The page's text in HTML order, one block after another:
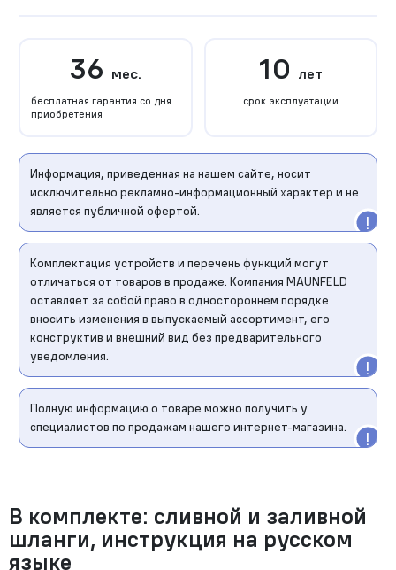
36 мес.
бесплатная гарантия со дня
приобретения
10 лет
срок эксплуатации
Информация, приведенная на нашем сайте, носит
исключительно рекламно-информационный характер и не
является публичной офертой.
Комплектация устройств и перечень функций могут
отличаться от товаров в продаже. Компания MAUNFELD
оставляет за собой право в одностороннем порядке
вносить изменения в выпускаемый ассортимент, его
конструктив и внешний вид без предварительного
уведомления.
Полную информацию о товаре можно получить у
специалистов по продажам нашего интернет-магазина.
В комплекте: сливной и заливной
шланги, инструкция на русском
языке